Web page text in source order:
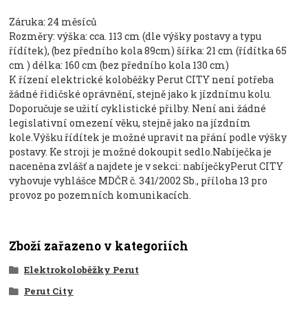
Záruka: 24 měsíců
Rozměry: výška: cca. 113 cm (dle výšky postavy a typu
řídítek), (bez předního kola 89cm) šířka: 21 cm (řídítka 65
cm ) délka: 160 cm (bez předního kola 130 cm)
K řízení elektrické koloběžky Perut CITY není potřeba
žádné řidičské oprávnění, stejně jako k jízdnímu kolu.
Doporučuje se užití cyklistické přilby. Není ani žádné
legislativní omezení věku, stejně jako na jízdním
kole.Výšku řídítek je možné upravit na přání podle výšky
postavy. Ke stroji je možné dokoupit sedlo.Nabíječka je
naceněna zvlášť a najdete je v sekci: nabíječkyPerut CITY
vyhovuje vyhlášce MDČR č. 341/2002 Sb., příloha 13 pro
provoz po pozemních komunikacích.
Zboží zařazeno v kategoriích
Elektrokoloběžky Perut
Perut City